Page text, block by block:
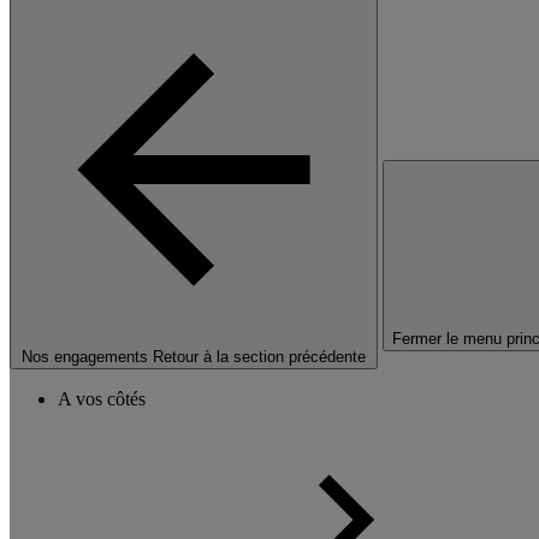
Nos engagements Retour à la section précédente
Fermer le menu
A vos côtés